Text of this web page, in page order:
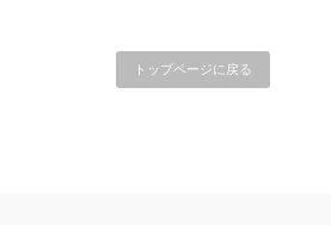
トップページに戻る